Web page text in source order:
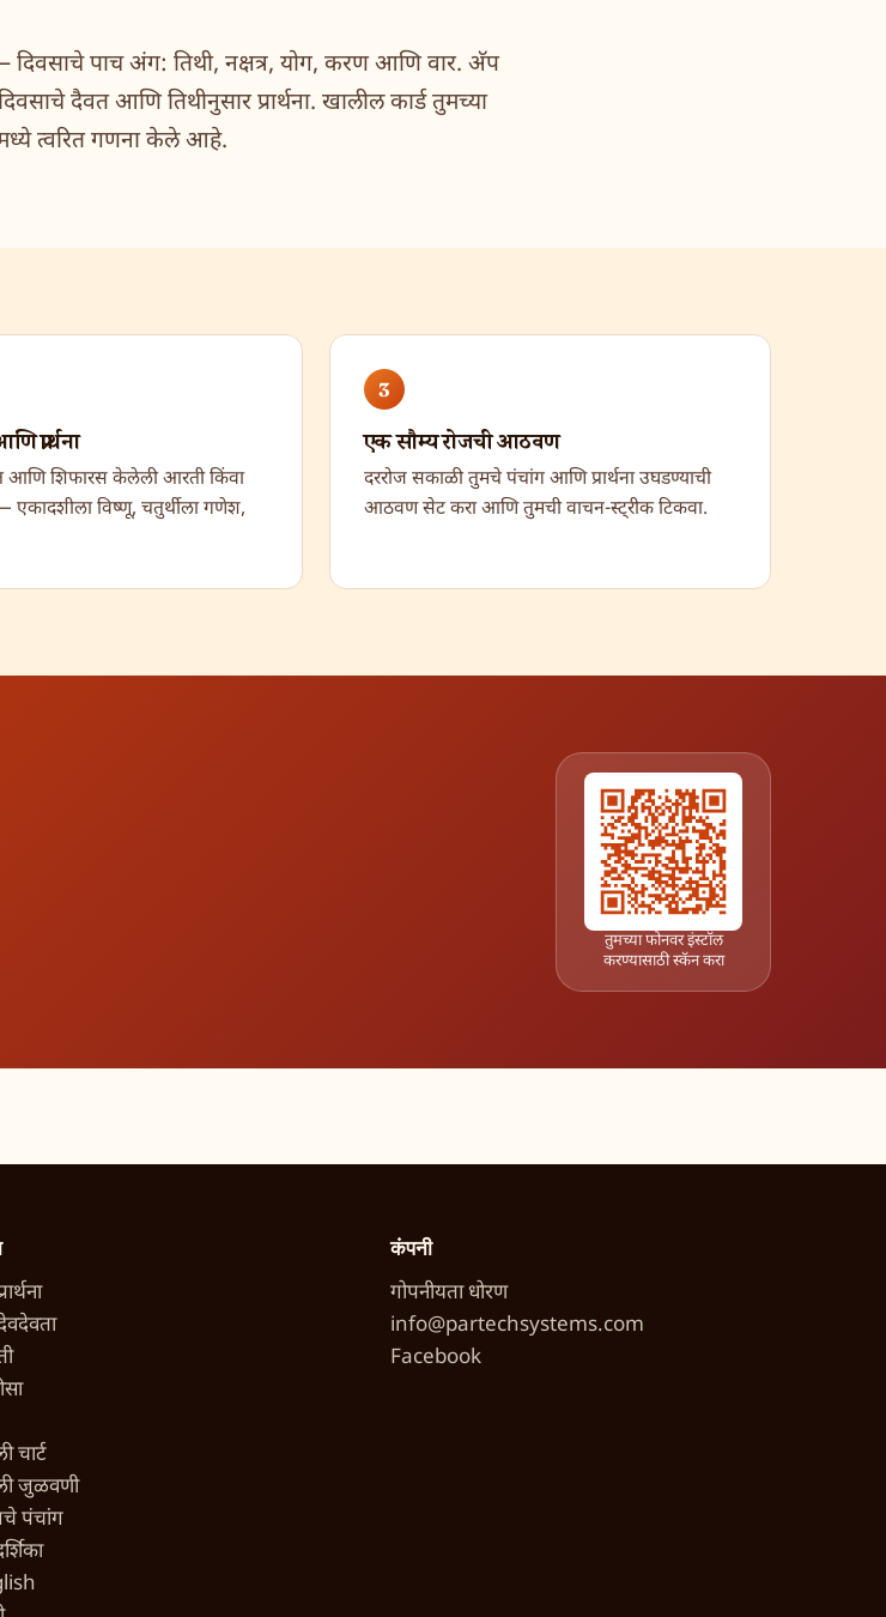
दिवसाचे पाच अंग: तिथी, नक्षत्र, योग, करण आणि वार. अ‍ॅप
दैवत आणि तिथीनुसार प्रार्थना. खालील कार्ड तुमच्या
त्वरित गणना केले आहे.
आणि शिफारस केलेली आरती किंवा
एकादशीला विष्णू, चतुर्थीला गणेश,
3
एक सौम्य रोजची आठवण
दररोज सकाळी तुमचे पंचांग आणि प्रार्थना उघडण्याची
आठवण सेट करा आणि तुमची वाचन-स्ट्रीक टिकवा.
तुमच्या फोनवर इंस्टॉल
करण्यासाठी स्कॅन करा
चार्ट
जुळवणी
पंचांग
कंपनी
गोपनीयता धोरण
info@partechsystems.com
Facebook